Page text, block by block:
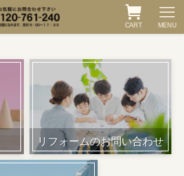
CART MENU
リフォームのお問い合わせ